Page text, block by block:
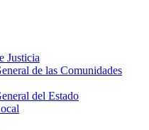
Justicia
de las Comunidades
del Estado